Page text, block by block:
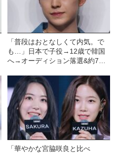
「普段はおとなしくて内気。で
も…」日本で子役→12歳で韓国
へ→オーディション落選&約7年
WISHユウシ、韓国での評価と
は？
「華やかな宮脇咲良と比べ